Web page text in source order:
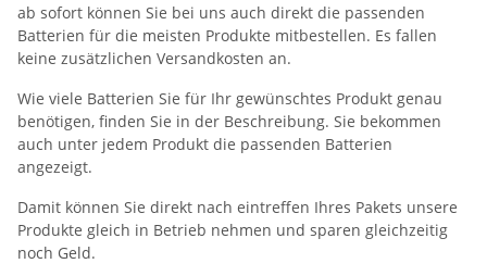
ab sofort können Sie bei uns auch direkt die passenden
Batterien für die meisten Produkte mitbestellen. Es fallen
keine zusätzlichen Versandkosten an.
Wie viele Batterien Sie für Ihr gewünschtes Produkt genau
benötigen, finden Sie in der Beschreibung. Sie bekommen
auch unter jedem Produkt die passenden Batterien
angezeigt.
Damit können Sie direkt nach eintreffen Ihres Pakets unsere
Produkte gleich in Betrieb nehmen und sparen gleichzeitig
noch Geld.